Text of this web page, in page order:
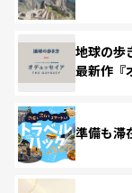
地球の歩
最新作『
準備も滞